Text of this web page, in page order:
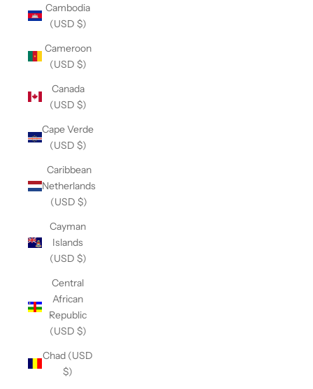
Cambodia
(USD $)
Cameroon
(USD $)
Canada
(USD $)
Cape Verde
(USD $)
Caribbean
Netherlands
(USD $)
Cayman
Islands
(USD $)
Central
African
Republic
(USD $)
Chad (USD
$)